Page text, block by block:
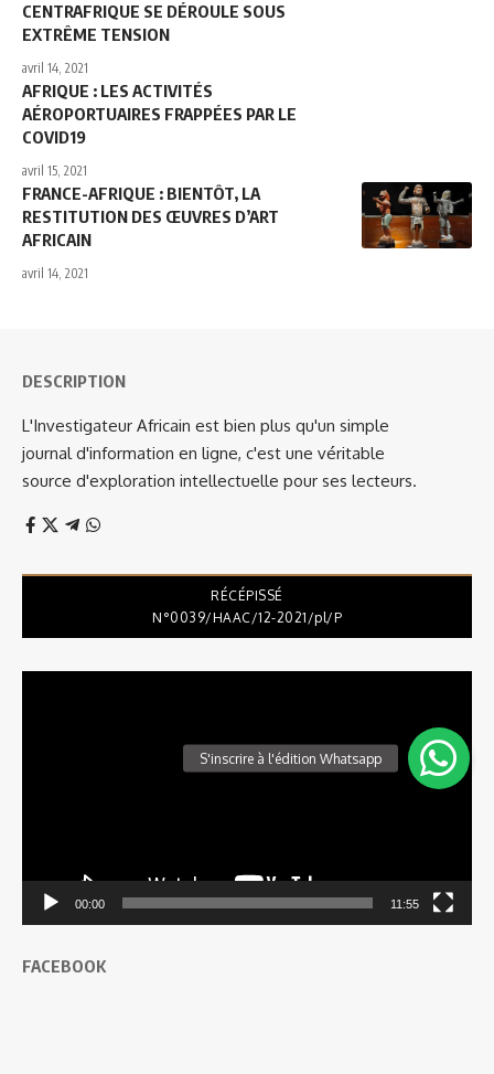
CENTRAFRIQUE SE DÉROULE SOUS
EXTRÊME TENSION
avril 14, 2021
AFRIQUE : LES ACTIVITÉS
AÉROPORTUAIRES FRAPPÉES PAR LE
COVID19
avril 15, 2021
FRANCE-AFRIQUE : BIENTÔT, LA
RESTITUTION DES ŒUVRES D’ART
AFRICAIN
avril 14, 2021
DESCRIPTION
L'Investigateur Africain est bien plus qu'un simple
journal d'information en ligne, c'est une véritable
source d'exploration intellectuelle pour ses lecteurs.
RÉCÉPISSÉ
N°0039/HAAC/12-2021/pl/P
00:00 11:55
FACEBOOK